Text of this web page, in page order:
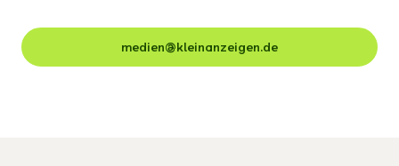
medien@kleinanzeigen.de